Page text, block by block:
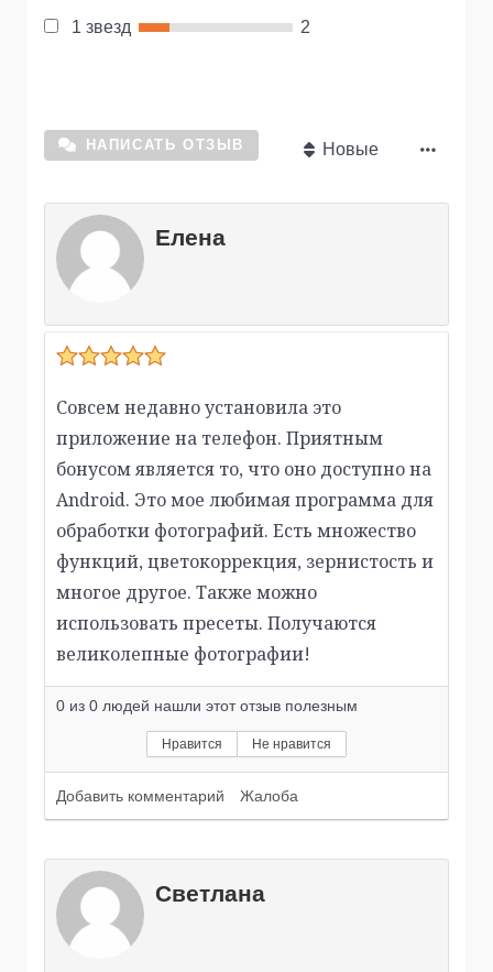
1 звезд 2
НАПИСАТЬ ОТЗЫВ Новые
Елена
Совсем недавно установила это
приложение на телефон. Приятным
бонусом является то, что оно доступно на
Android. Это мое любимая программа для
обработки фотографий. Есть множество
функций, цветокоррекция, зернистость и
многое другое. Также можно
использовать пресеты. Получаются
великолепные фотографии!
0 из 0 людей нашли этот отзыв полезным
Нравится Не нравится
Добавить комментарий Жалоба
Светлана